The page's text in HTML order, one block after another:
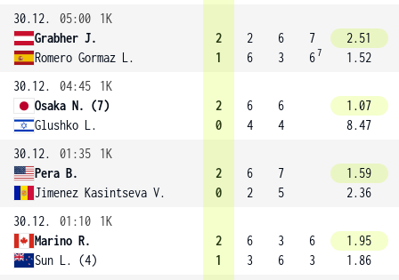
30.12.
05:00
1K
Grabher J.
Romero Gormaz L.
2
1
2
6
6
3
7
67
2.51
1.52
30.12.
04:45
1K
Osaka N. (7)
Glushko L.
2
0
6
4
6
4
1.07
8.47
30.12.
01:35
1K
Pera B.
Jimenez Kasintseva V.
2
0
6
2
7
5
1.59
2.36
30.12.
01:10
1K
Marino R.
Sun L. (4)
2
1
6
3
3
6
6
3
1.95
1.86